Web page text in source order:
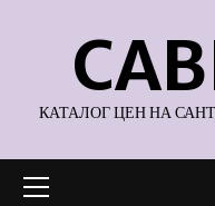
содержимому
КАТАЛОГ ЦЕН НА
меню